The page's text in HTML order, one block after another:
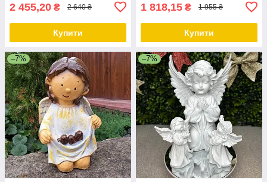
2 455,20 ₴ 2 640 ₴
Купити
1 818,15 ₴ 1 955 ₴
Купити
–7% –7%